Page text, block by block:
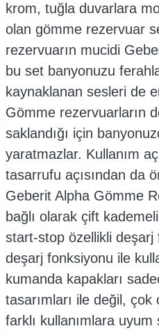
krom, tuğla duvarlara
olan gömme rezervuar
rezervuarın mucidi
bu set banyonuzu
kaynaklanan sesleri de
Gömme rezervuarların
saklandığı için
yaratmazlar. Kullanım
tasarrufu açısından da
Geberit Alpha Gömme
bağlı olarak çift
start-stop özellikli
deşarj fonksiyonu ile
kumanda kapakları
tasarımları ile değil,
farklı kullanımlara